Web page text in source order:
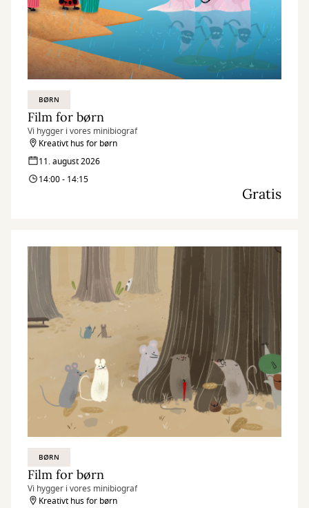
BØRN
Film for børn
Vi hygger i vores minibiograf
Kreativt hus for børn
11. august 2026
14:00 - 14:15
Gratis
BØRN
Film for børn
Vi hygger i vores minibiograf
Kreativt hus for børn